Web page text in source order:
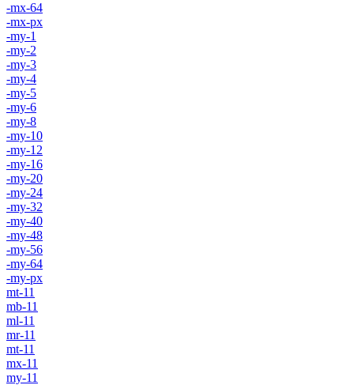
-mx-64
-mx-px
-my-1
-my-2
-my-3
-my-4
-my-5
-my-6
-my-8
-my-10
-my-12
-my-16
-my-20
-my-24
-my-32
-my-40
-my-48
-my-56
-my-64
-my-px
mt-11
mb-11
ml-11
mr-11
mt-11
mx-11
my-11